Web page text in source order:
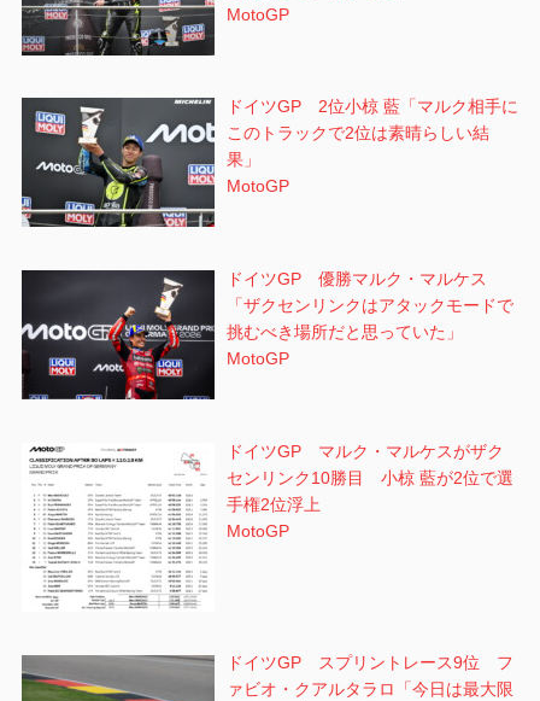
MotoGP
ドイツGP 2位小椋 藍「マルク相手に
このトラックで2位は素晴らしい結
果」
MotoGP
ドイツGP 優勝マルク・マルケス
「ザクセンリンクはアタックモードで
挑むべき場所だと思っていた」
MotoGP
ドイツGP マルク・マルケスがザク
センリンク10勝目 小椋 藍が2位で選
手権2位浮上
MotoGP
ドイツGP スプリントレース9位 フ
ァビオ・クアルタラロ「今日は最大限